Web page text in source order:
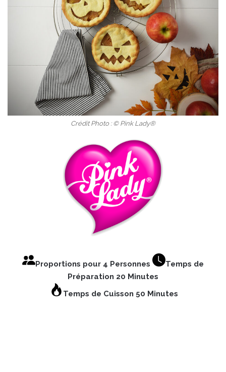
Crédit Photo : © Pink Lady®
Proportions pour 4 Personnes
Temps de
Préparation 20 Minutes
Temps de Cuisson 50 Minutes